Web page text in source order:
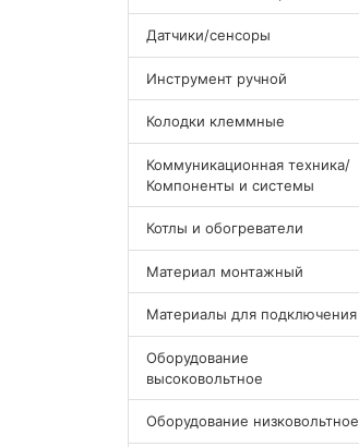
Датчики/сенсоры
Инструмент ручной
Колодки клеммные
Коммуникационная техника/
Компоненты и системы
Котлы и обогреватели
Материал монтажный
Материалы для подключения
Оборудование
высоковольтное
Оборудование низковольтное